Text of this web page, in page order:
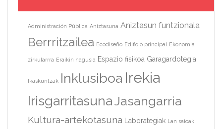
Administración Pública Aniztasuna Aniztasun funtzionala
Berrritzailea Ecodiseño Edificio principal Ekonomia
zirkularrra Eraikin nagusia Espazio fisikoa Garagardotegia
Ikaskuntzak Inklusiboa Irekia
IrisgarritasunaJasangarria
Kultura-artekotasuna Laborategiak Lan saioak